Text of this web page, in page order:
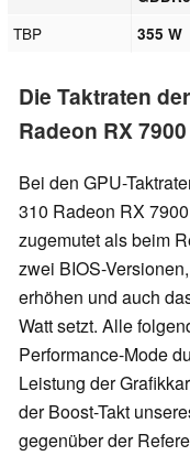
TBP
355 W
Die Taktraten
Radeon RX
Bei den GPU-
310 Radeon RX
zugemutet als beim
zwei BIOS-
erhöhen und auch
Watt setzt. Alle
Performance-Mode
Leistung der
der Boost-Takt
gegenüber der